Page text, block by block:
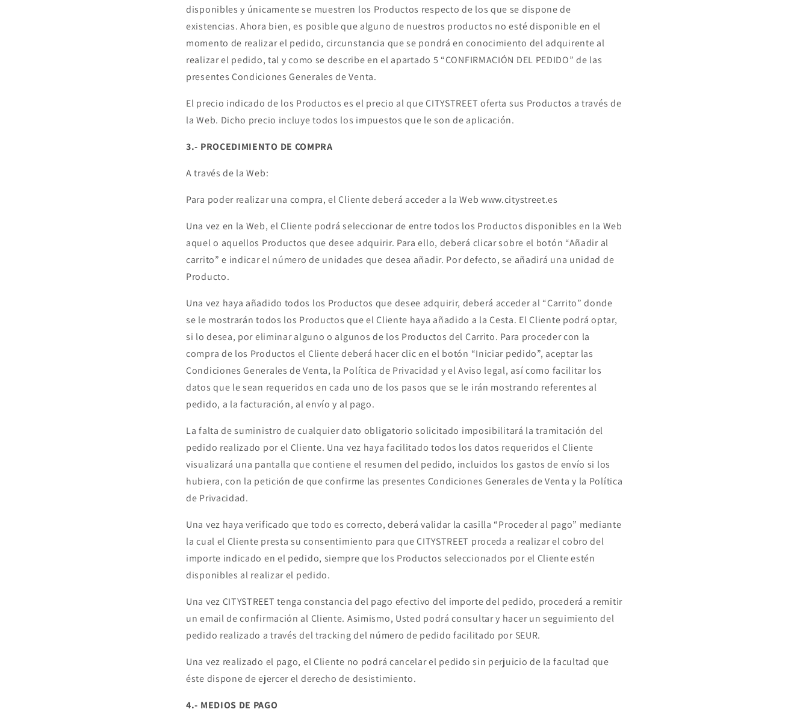
disponibles y únicamente se muestren los Productos respecto de los que se dispone de
existencias. Ahora bien, es posible que alguno de nuestros productos no esté disponible en el
momento de realizar el pedido, circunstancia que se pondrá en conocimiento del adquirente al
realizar el pedido, tal y como se describe en el apartado 5 “CONFIRMACIÓN DEL PEDIDO” de las
presentes Condiciones Generales de Venta.
El precio indicado de los Productos es el precio al que CITYSTREET oferta sus Productos a través de
la Web. Dicho precio incluye todos los impuestos que le son de aplicación.
3.- PROCEDIMIENTO DE COMPRA
A través de la Web:
Para poder realizar una compra, el Cliente deberá acceder a la Web www.citystreet.es
Una vez en la Web, el Cliente podrá seleccionar de entre todos los Productos disponibles en la Web
aquel o aquellos Productos que desee adquirir. Para ello, deberá clicar sobre el botón “Añadir al
carrito” e indicar el número de unidades que desea añadir. Por defecto, se añadirá una unidad de
Producto.
Una vez haya añadido todos los Productos que desee adquirir, deberá acceder al “Carrito” donde
se le mostrarán todos los Productos que el Cliente haya añadido a la Cesta. El Cliente podrá optar,
si lo desea, por eliminar alguno o algunos de los Productos del Carrito. Para proceder con la
compra de los Productos el Cliente deberá hacer clic en el botón “Iniciar pedido”, aceptar las
Condiciones Generales de Venta, la Política de Privacidad y el Aviso legal, así como facilitar los
datos que le sean requeridos en cada uno de los pasos que se le irán mostrando referentes al
pedido, a la facturación, al envío y al pago.
La falta de suministro de cualquier dato obligatorio solicitado imposibilitará la tramitación del
pedido realizado por el Cliente. Una vez haya facilitado todos los datos requeridos el Cliente
visualizará una pantalla que contiene el resumen del pedido, incluidos los gastos de envío si los
hubiera, con la petición de que confirme las presentes Condiciones Generales de Venta y la Política
de Privacidad.
Una vez haya verificado que todo es correcto, deberá validar la casilla “Proceder al pago” mediante
la cual el Cliente presta su consentimiento para que CITYSTREET proceda a realizar el cobro del
importe indicado en el pedido, siempre que los Productos seleccionados por el Cliente estén
disponibles al realizar el pedido.
Una vez CITYSTREET tenga constancia del pago efectivo del importe del pedido, procederá a remitir
un email de confirmación al Cliente. Asimismo, Usted podrá consultar y hacer un seguimiento del
pedido realizado a través del tracking del número de pedido facilitado por SEUR.
Una vez realizado el pago, el Cliente no podrá cancelar el pedido sin perjuicio de la facultad que
éste dispone de ejercer el derecho de desistimiento.
4.- MEDIOS DE PAGO